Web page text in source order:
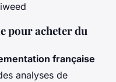
pour acheter du
française
analyses de